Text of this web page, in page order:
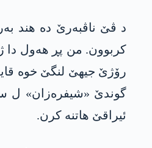
د ڤێ ناڤبه‌رێ ده‌ هند
كربوون. من پڕ هه‌ول دا
گوندێ «شیفره‌زان» ل
ئیراقێ هاتنه‌ كرن.